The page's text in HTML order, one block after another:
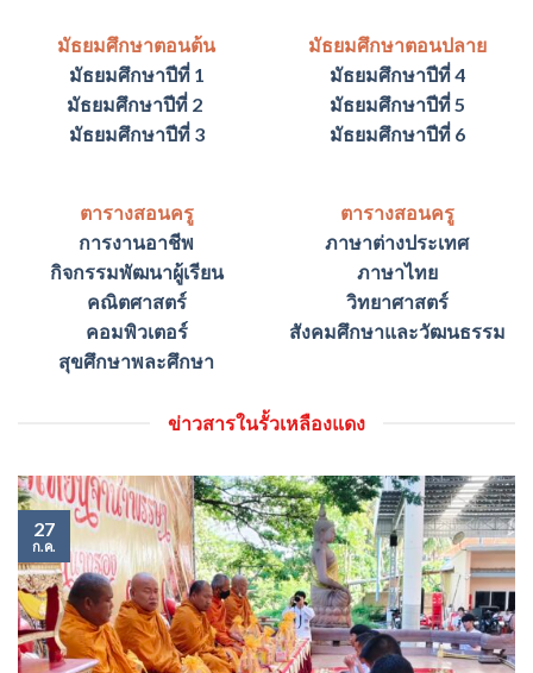
มัธยมศึกษาตอนต้น
มัธยมศึกษาปีที่ 1
มัธยมศึกษาปีที่ 2
มัธยมศึกษาปีที่ 3
มัธยมศึกษาตอนปลาย
มัธยมศึกษาปีที่ 4
มัธยมศึกษาปีที่ 5
มัธยมศึกษาปีที่ 6
ตารางสอนครู
การงานอาชีพ
กิจกรรมพัฒนาผู้เรียน
คณิตศาสตร์
คอมพิวเตอร์
สุขศึกษาพละศึกษา
ตารางสอนครู
ภาษาต่างประเทศ
ภาษาไทย
วิทยาศาสตร์
สังคมศึกษาและวัฒนธรรม
ข่าวสารในรั้วเหลืองแดง
27
ก.ค.